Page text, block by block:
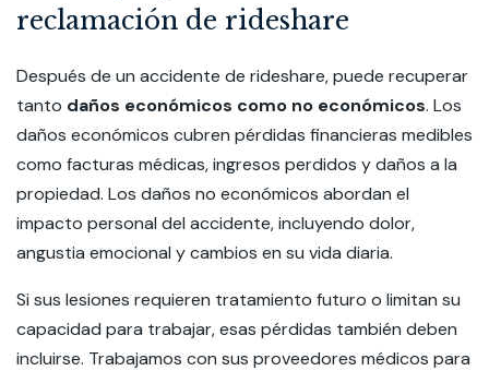
reclamación de rideshare
Después de un accidente de rideshare, puede recuperar
tanto daños económicos como no económicos. Los
daños económicos cubren pérdidas financieras medibles
como facturas médicas, ingresos perdidos y daños a la
propiedad. Los daños no económicos abordan el
impacto personal del accidente, incluyendo dolor,
angustia emocional y cambios en su vida diaria.
Si sus lesiones requieren tratamiento futuro o limitan su
capacidad para trabajar, esas pérdidas también deben
incluirse. Trabajamos con sus proveedores médicos para